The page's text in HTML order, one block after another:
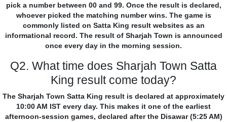
pick a number between 00 and 99. Once the result is declared,
whoever picked the matching number wins. The game is
commonly listed on Satta King result websites as an
informational record. The result of Sharjah Town is announced
once every day in the morning session.
Q2. What time does Sharjah Town Satta
King result come today?
The Sharjah Town Satta King result is declared at approximately
10:00 AM IST every day. This makes it one of the earliest
afternoon-session games, declared after the Disawar (5:25 AM)